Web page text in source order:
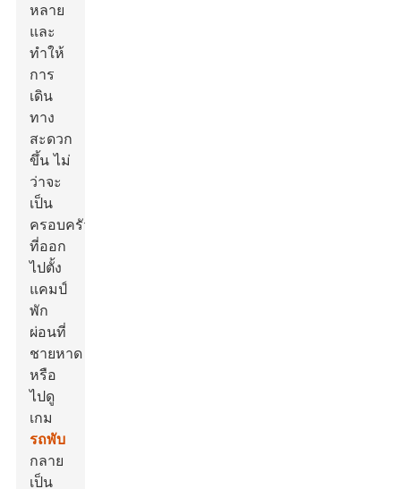
หลาย
และ
ทำให้
การ
เดิน
ทาง
สะดวก
ขึ้น ไม่
ว่าจะ
เป็น
ครอบครัว
ที่ออก
ไปตั้ง
แคมป์
พัก
ผ่อนที่
ชายหาด
หรือ
ไปดู
เกม
รถพับ
กลาย
เป็น